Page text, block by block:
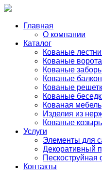
Главная
O компании
Каталог
Кованые
Кованые ворота
Кованые
Кованые
Кованые
Кованые
Кованая мебель
Изделия из
Кованые
Услуги
Элементы для
Декоративный
Пескоструйная
Контакты